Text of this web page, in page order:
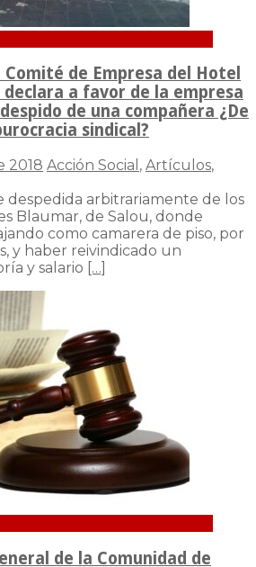
Comité de Empresa del Hotel
declara a favor de la empresa
de una compañera ¿De
sindical?
2018 Acción Social , Artículos,
despedida arbitrariamente de los
Blaumar, de Salou, donde
como camarera de piso, por
y haber reivindicado un
y salario […]
de la Comunidad de